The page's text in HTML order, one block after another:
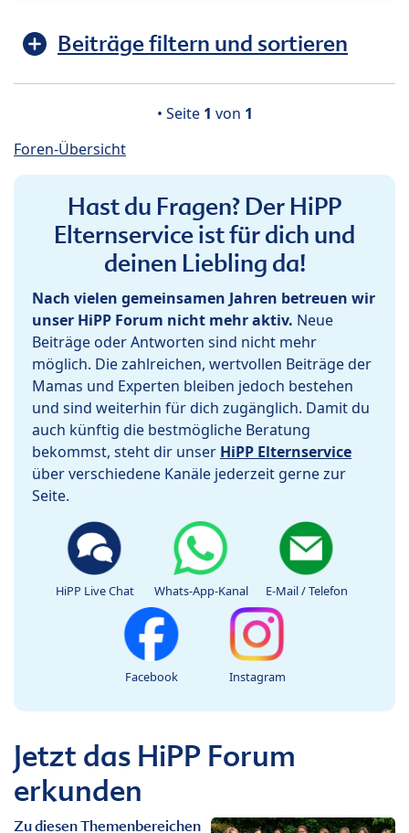
Beiträge filtern und sortieren
• Seite 1 von 1
Foren-Übersicht
Hast du Fragen? Der HiPP
Elternservice ist für dich und
deinen Liebling da!
Nach vielen gemeinsamen Jahren betreuen wir
unser HiPP Forum nicht mehr aktiv. Neue
Beiträge oder Antworten sind nicht mehr
möglich. Die zahlreichen, wertvollen Beiträge der
Mamas und Experten bleiben jedoch bestehen
und sind weiterhin für dich zugänglich. Damit du
auch künftig die bestmögliche Beratung
bekommst, steht dir unser HiPP Elternservice
über verschiedene Kanäle jederzeit gerne zur
Seite.
HiPP Live Chat Whats-App-Kanal E-Mail / Telefon
Facebook Instagram
Jetzt das HiPP Forum
erkunden
Zu diesen Themenbereichen